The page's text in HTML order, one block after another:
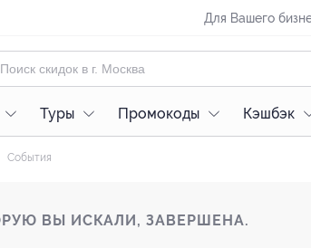
Для Вашего
Туры Промокоды Кэшбэк
События
ВЫ ИСКАЛИ, ЗАВЕРШЕНА.